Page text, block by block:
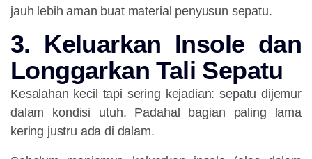
jauh lebih aman buat material penyusun sepatu.
3. Keluarkan Insole dan
Longgarkan Tali Sepatu
Kesalahan kecil tapi sering kejadian: sepatu dijemur
dalam kondisi utuh. Padahal bagian paling lama
kering justru ada di dalam.